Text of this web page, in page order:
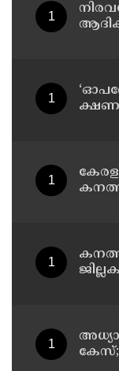
ക്ഷ​ണ
കേസ്;